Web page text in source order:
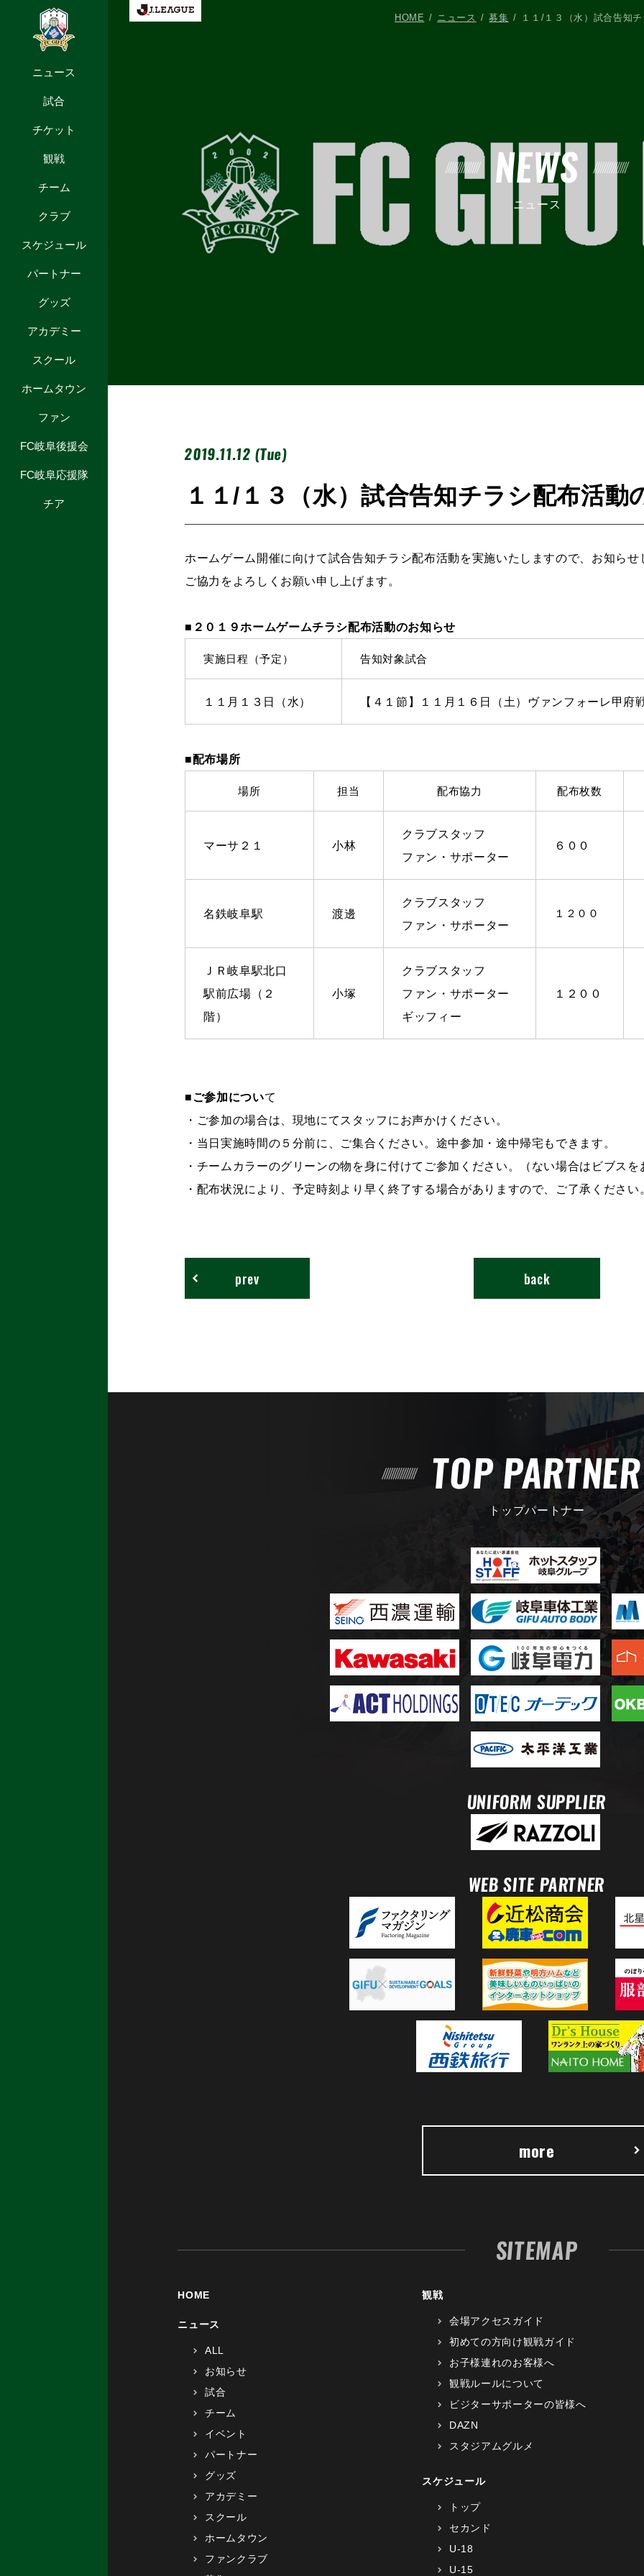
ニュース
試合
チケット
観戦
チーム
クラブ
スケジュール
パートナー
グッズ
アカデミー
スクール
ホームタウン
ファン
FC岐阜後援会
FC岐阜応援隊
チア
NEWS
ニュース
HOME ニュース 募集 １１/１３（水）試合告知
2019.11.12 (Tue)
１１/１３（水）試合告知チラシ配布活動
ホームゲーム開催に向けて試合告知チラシ配布活動を実施いたしますので、お知ら
ご協力をよろしくお願い申し上げます。
■２０１９ホームゲームチラシ配布活動のお知らせ
実施日程（予定） 告知対象試合
１１月１３日（水） 【４１節】１１月１６日（土）ヴァンフォーレ甲府
■配布場所
場所 担当 配布協力 配布枚数
マーサ２１ 小林
クラブスタッフ
ファン・サポーター
６００
名鉄岐阜駅 渡邊
クラブスタッフ
ファン・サポーター
１２００
ＪＲ岐阜駅北口
駅前広場（２
階）
小塚
クラブスタッフ
ファン・サポーター
ギッフィー
１２００
■ご参加について
・ご参加の場合は、現地にてスタッフにお声かけください。
・当日実施時間の５分前に、ご集合ください。途中参加・途中帰宅もできます。
・チームカラーのグリーンの物を身に付けてご参加ください。（ない場合はビブス
・配布状況により、予定時刻より早く終了する場合がありますので、ご了承ください
back
prev
TOP PARTNER
トップパートナー
UNIFORM SUPPLIER
WEB SITE PARTNER
more
SITEMAP
HOME
ニュース
ALL
お知らせ
試合
チーム
イベント
パートナー
グッズ
アカデミー
スクール
ホームタウン
ファンクラブ
観戦
会場アクセスガイド
初めての方向け観戦ガイド
お子様連れのお客様へ
観戦ルールについて
ビジターサポーターの皆様へ
DAZN
スタジアムグルメ
スケジュール
トップ
セカンド
U-18
U-15